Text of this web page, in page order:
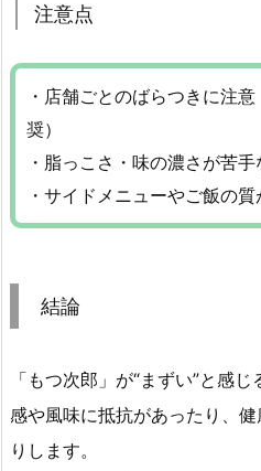
注意点
・店舗ごとのばらつきに注
奨）
・脂っこさ・味の濃さが苦
・サイドメニューやご飯の
結論
「もつ次郎」が“まずい”と感
感や風味に抵抗があったり、
りします。